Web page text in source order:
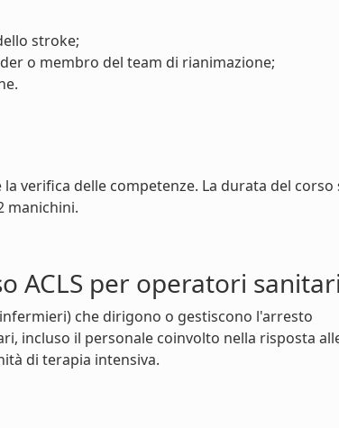
stroke;
o membro del team di rianimazione;
verifica delle competenze. La durata del corso
manichini.
ACLS per operatori
che dirigono o gestiscono l'arresto
incluso il personale coinvolto nella risposta
di terapia intensiva.